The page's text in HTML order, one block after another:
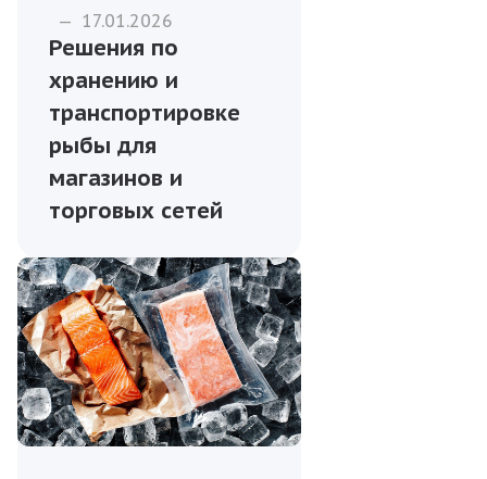
— 17.01.2026
Решения по
хранению и
транспортировке
рыбы для
магазинов и
торговых сетей